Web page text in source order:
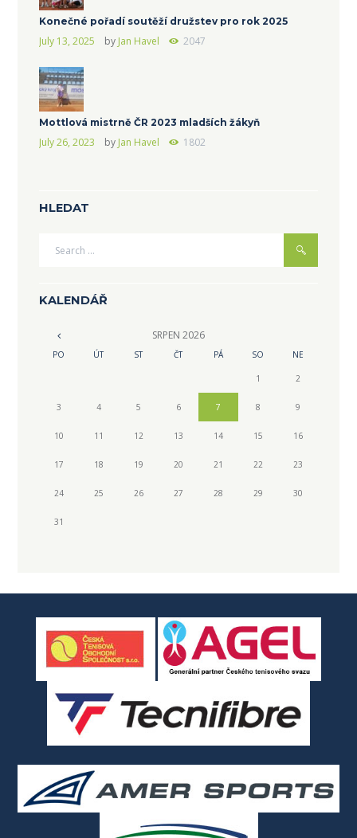
Konečné pořadí soutěží družstev pro rok 2025
July 13, 2025 by Jan Havel 2047
Mottlová mistrně ČR 2023 mladších žákyň
July 26, 2023 by Jan Havel 1802
HLEDAT
KALENDÁŘ
SRPEN 2026
PO ÚT ST ČT PÁ SO NE
1 2
3 4 5 6 7 8 9
10 11 12 13 14 15 16
17 18 19 20 21 22 23
24 25 26 27 28 29 30
31